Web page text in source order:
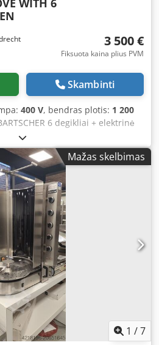
WITH 6
3 500 €
Fiksuota kaina plius PVM
Skambinti
400 V, bendras plotis: 1 200
6 degikliai + elektrinė
| NENAUDOTA Parduodama
profesionali Bartscher dujinė
kepykloms, greito
profesionalioms virtuvėms. ✅
našumo dujiniai degikliai
elektrinė orkaitė Nerūdijančio
ir lengvai valoma
naudojimui Puikiai tinka
tipams Originalus
ilgaamžiškumu Dwedox
Mažas skelbimas
1 /7